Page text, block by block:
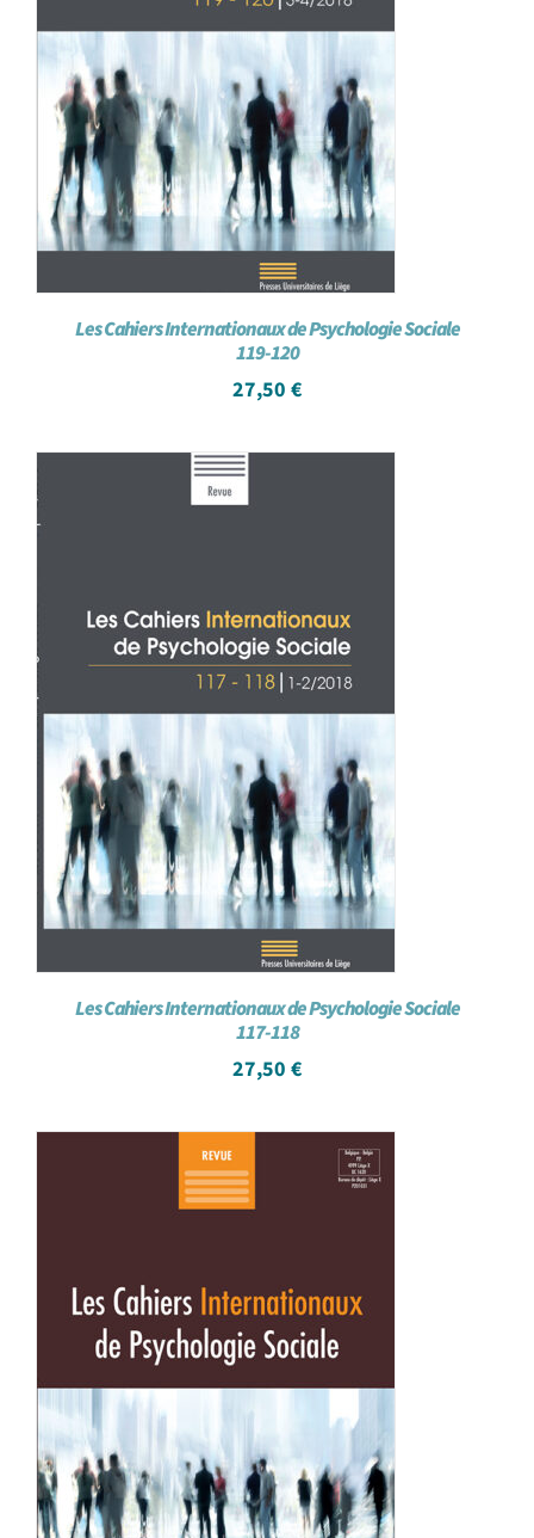
Les Cahiers Internationaux de Psychologie Sociale
119-120
27,50 €
Les Cahiers Internationaux de Psychologie Sociale
117-118
27,50 €